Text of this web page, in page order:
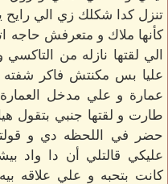
تنزل كدا شكلك زي الي
كأنها ملاك و متعرفش حاجه
الي لقتها نازله من
عليا بس مكنتش فاكر شفته
عمارة و علي مدخل
طارت و لقتها جنبي بتقول
حضر في اللحظه دي و
عليكي قالتلي أن دا واد
كانت بتحبه و علي علاقه